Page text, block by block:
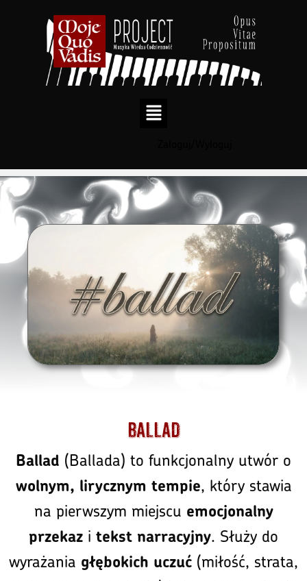
do
treści
Ballad
Ballad (Ballada) to funkcjonalny utwór o
wolnym, lirycznym tempie, który stawia
na pierwszym miejscu emocjonalny
przekaz i tekst narracyjny. Służy do
wyrażania głębokich uczuć (miłość, strata,